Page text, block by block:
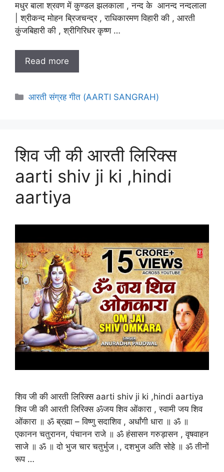
मधुर बाला श्रवण में कुण्डल झलकाला , नन्द के आनन्द नन्दलाला
| श्रीकन्द मोहन ब्रिजचन्द्र , राधिकारमण विहारी की , आरती
कुंजबिहारी की , श्रीगिरिधर कृष्ण …
Read more
Categories
आरती संग्रह गीत (AARTI SANGRAH)
शिव जी की आरती लिरिक्स
aarti shiv ji ki ,hindi
aartiya
शिव जी की आरती लिरिक्स aarti shiv ji ki ,hindi aartiya
शिव जी की आरती लिरिक्स ॐजय शिव ओंकारा , स्वामी जय शिव
ओंकारा ॥ ॐ ब्रह्मा – विष्णु सदाशिव , अर्धांगी धारा ॥ ॐ ॥
एकानन चतुरानन, पंचानन राजे ॥ ॐ हंसासन गरुड़ासन , वृषवाहन
साजे ॥ ॐ ॥ दो भुज चार चतुर्भुज।, दशभुज अति सोहे ॥ ॐ तीनों
रूप …